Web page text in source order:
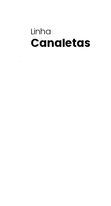
Linha
Canaletas